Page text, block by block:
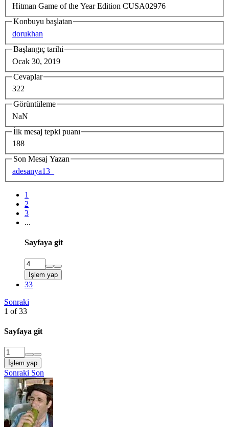
Hitman Game of the Year Edition CUSA02976
Konbuyu başlatan
dorukhan
Başlangıç tarihi
Ocak 30, 2019
Cevaplar
322
Görüntüleme
NaN
İlk mesaj tepki puanı
188
Son Mesaj Yazan
adesanya13_
1
2
3
...
Sayfaya git
İşlem yap
33
Sonraki
1 of 33
Sayfaya git
İşlem yap
Sonraki Son